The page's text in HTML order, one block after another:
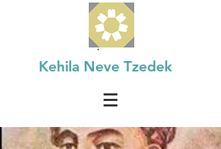
Kehila Neve Tzedek